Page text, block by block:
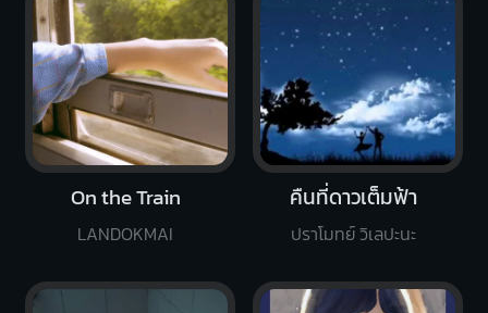
On the Train
LANDOKMAI
คืนที่ดาวเต็มฟ้า
ปราโมทย์ วิเลปะนะ